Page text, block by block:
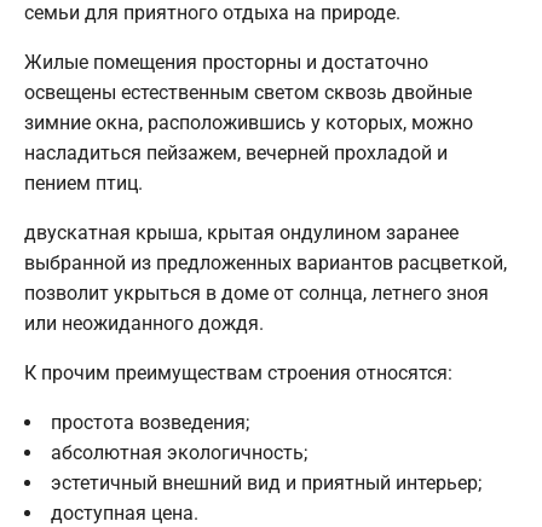
семьи для приятного отдыха на природе.
Жилые помещения просторны и достаточно
освещены естественным светом сквозь двойные
зимние окна, расположившись у которых, можно
насладиться пейзажем, вечерней прохладой и
пением птиц.
двускатная крыша, крытая ондулином заранее
выбранной из предложенных вариантов расцветкой,
позволит укрыться в доме от солнца, летнего зноя
или неожиданного дождя.
К прочим преимуществам строения относятся:
простота возведения;
абсолютная экологичность;
эстетичный внешний вид и приятный интерьер;
доступная цена.